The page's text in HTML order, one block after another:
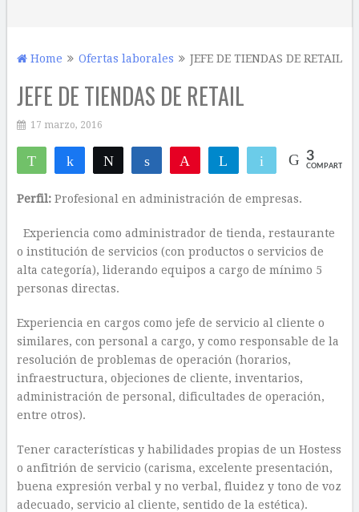
Home Ofertas laborales JEFE DE TIENDAS DE RETAIL
JEFE DE TIENDAS DE RETAIL
17 marzo, 2016
WhatsAppCompartirTwittear Compartir Telegram Email 3
COMPARTIR
Perfil: Profesional en administración de empresas.
Experiencia como administrador de tienda, restaurante
o institución de servicios (con productos o servicios de
alta categoría), liderando equipos a cargo de mínimo 5
personas directas.
Experiencia en cargos como jefe de servicio al cliente o
similares, con personal a cargo, y como responsable de la
resolución de problemas de operación (horarios,
infraestructura, objeciones de cliente, inventarios,
administración de personal, dificultades de operación,
entre otros).
Tener características y habilidades propias de un Hostess
o anfitrión de servicio (carisma, excelente presentación,
buena expresión verbal y no verbal, fluidez y tono de voz
adecuado, servicio al cliente, sentido de la estética).